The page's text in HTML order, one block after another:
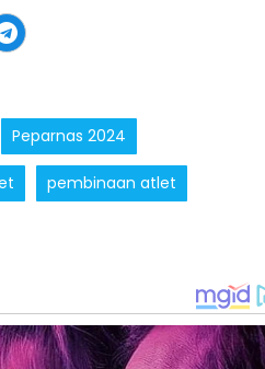
Peparnas 2024
pembinaan atlet